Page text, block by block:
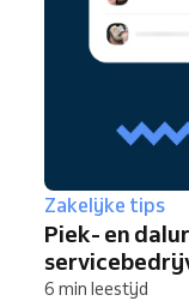
Zakelijke tips
Piek- en
6 min leestijd